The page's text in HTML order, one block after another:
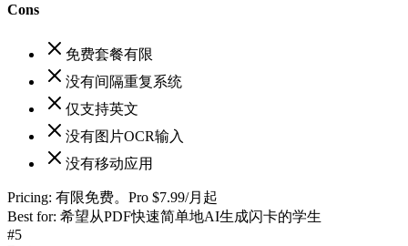
Cons
免费套餐有限
没有间隔重复系统
仅支持英文
没有图片OCR输入
没有移动应用
Pricing: 有限免费。Pro $7.99/月起
Best for: 希望从PDF快速简单地AI生成闪卡的学生
#5